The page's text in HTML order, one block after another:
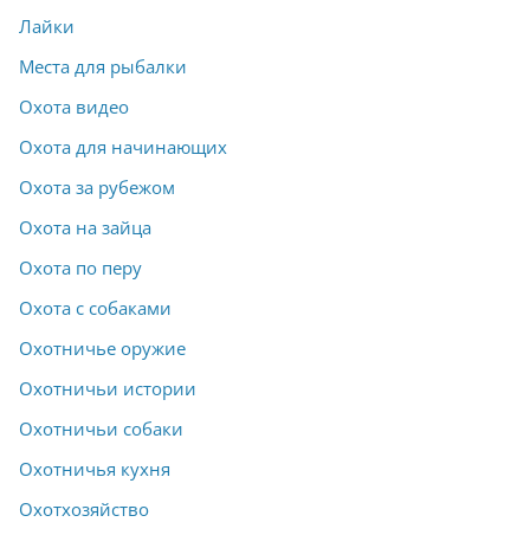
Лайки
Места для рыбалки
Охота видео
Охота для начинающих
Охота за рубежом
Охота на зайца
Охота по перу
Охота с собаками
Охотничье оружие
Охотничьи истории
Охотничьи собаки
Охотничья кухня
Охотхозяйство